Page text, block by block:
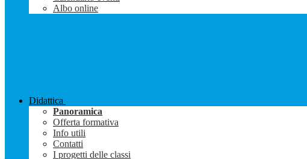
Albo online
Didattica
Panoramica
Offerta formativa
Info utili
Contatti
I progetti delle classi